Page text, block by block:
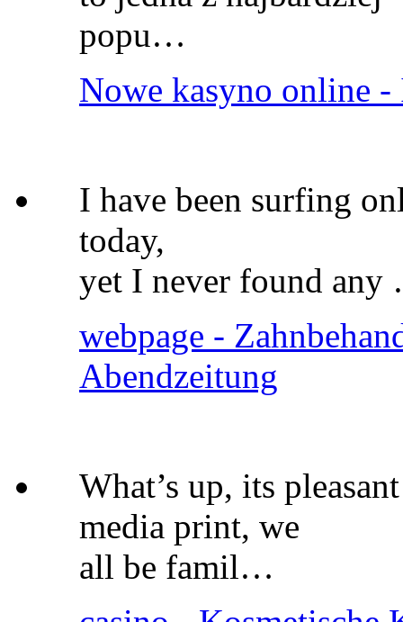
popu…
Nowe kasyno online -
I have been surfing
today,
yet I never found
webpage -
Abendzeitung
What’s up, its
media print, we
all be famil…